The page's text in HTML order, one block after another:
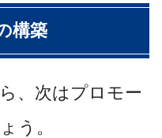
構築
、次はプロモー
う。